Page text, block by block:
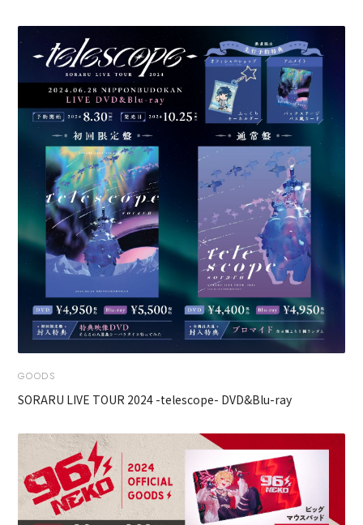
GOODS
SORARU LIVE TOUR 2024 -telescope- DVD&Blu-ray